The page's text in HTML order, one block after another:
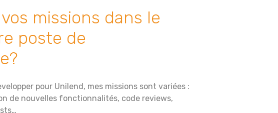
missions dans le
poste de
pour Unilend, mes missions sont variées :
de nouvelles fonctionnalités, code reviews,